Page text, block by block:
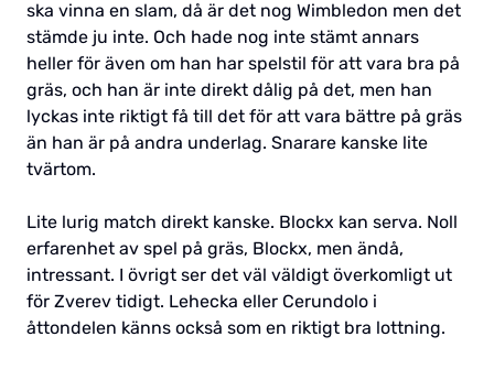
ska vinna en slam, då är det nog Wimbledon men det
stämde ju inte. Och hade nog inte stämt annars
heller för även om han har spelstil för att vara bra på
gräs, och han är inte direkt dålig på det, men han
lyckas inte riktigt få till det för att vara bättre på gräs
än han är på andra underlag. Snarare kanske lite
tvärtom.
Lite lurig match direkt kanske. Blockx kan serva. Noll
erfarenhet av spel på gräs, Blockx, men ändå,
intressant. I övrigt ser det väl väldigt överkomligt ut
för Zverev tidigt. Lehecka eller Cerundolo i
åttondelen känns också som en riktigt bra lottning.